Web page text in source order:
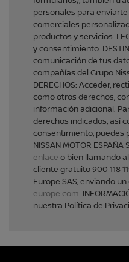
personales para
comerciales
productos y servicios.
y consentimiento.
comunicación de tus
compañías del Grupo
DERECHOS: Acceder,
como otros derechos,
información adicional.
derechos indicados, así
consentimiento, puedes
NISSAN MOTOR
enlace o bien llamando
cliente gratuito 900 118
Europe SAS, enviando
europe.com.
nuestra Política de